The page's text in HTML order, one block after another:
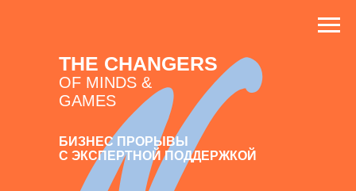
THE CHANGERS
БИЗНЕС ПРОРЫВЫ
С ЭКСПЕРТНОЙ ПОДДЕРЖКОЙ
OF MINDS &
GAMES